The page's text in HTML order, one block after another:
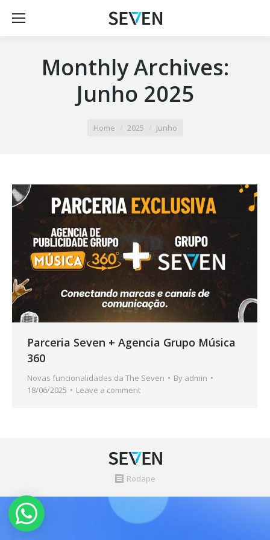
Monthly Archives:
Junho 2025
Home 2025 Junho
Parceria Seven + Agencia Grupo Música
360
Novas funcionalidades da The Seven By admin
18/06/2025
Leave a comment
Rodape